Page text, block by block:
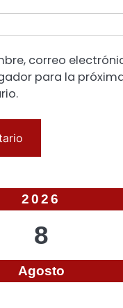
correo
para la
2026
8
Agosto